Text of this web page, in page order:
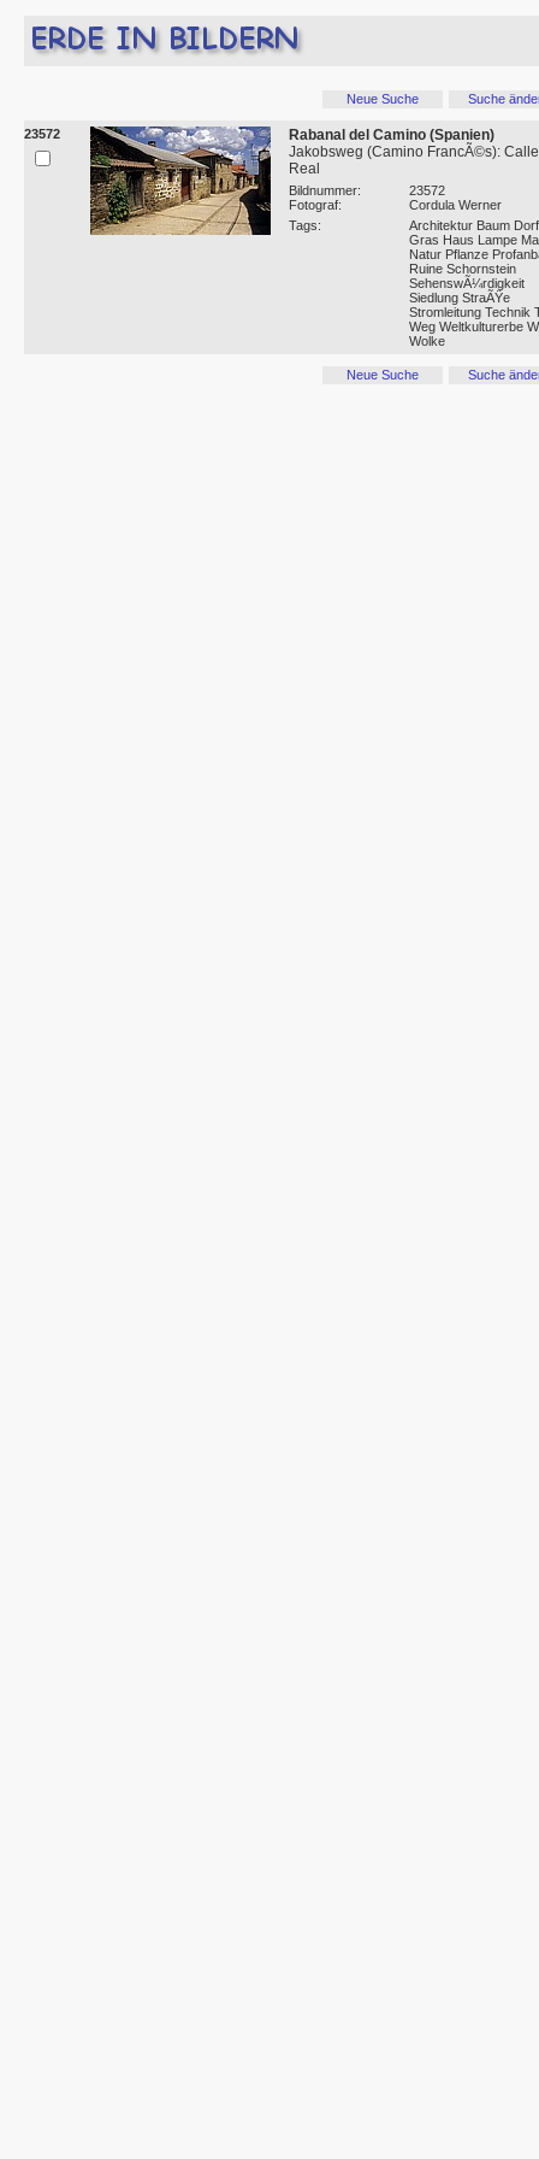
Neue Suche Suche
23572
Rabanal del Camino (Spanien)
Jakobsweg (Camino FrancÃ©s): Calle
Real
Bildnummer:
23572
Fotograf:
Cordula Werner
Tags:
Architektur Baum Dorf
Gras Haus Lampe
Natur Pflanze
Ruine Schornstein
SehenswÃ¼rdigkeit
Siedlung StraÃŸe
Stromleitung Technik
Weg Weltkulturerbe
Wolke
Neue Suche Suche